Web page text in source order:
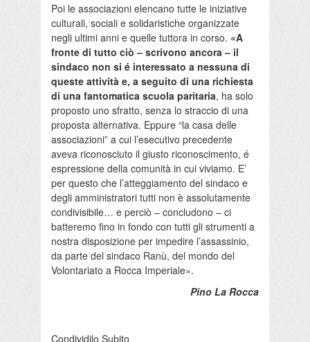
Poi le associazioni elencano tutte le iniziative
culturali, sociali e solidaristiche organizzate
negli ultimi anni e quelle tuttora in corso. «A
fronte di tutto ciò – scrivono ancora – il
sindaco non si é interessato a nessuna di
queste attività e, a seguito di una richiesta
di una fantomatica scuola paritaria, ha solo
proposto uno sfratto, senza lo straccio di una
proposta alternativa. Eppure “la casa delle
associazioni” a cui l’esecutivo precedente
aveva riconosciuto il giusto riconoscimento, é
espressione della comunità in cui viviamo. E’
per questo che l’atteggiamento del sindaco e
degli amministratori tutti non è assolutamente
condivisibile… e perciò – concludono – ci
batteremo fino in fondo con tutti gli strumenti a
nostra disposizione per impedire l’assassinio,
da parte del sindaco Ranù, del mondo del
Volontariato a Rocca Imperiale».
Pino La Rocca
Condividilo Subito